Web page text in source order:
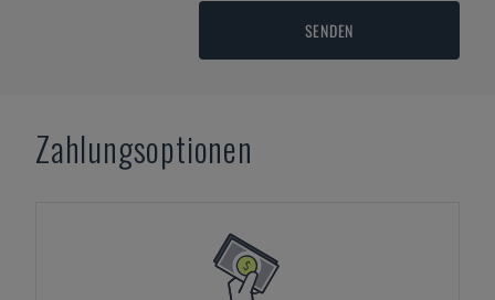
SENDEN
Zahlungsoptionen